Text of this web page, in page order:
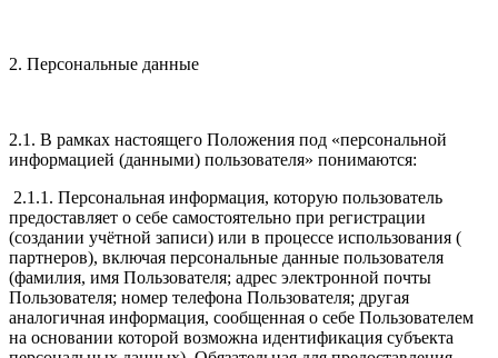
2. Персональные данные
2.1. В рамках настоящего Положения под «персональной
информацией (данными) пользователя» понимаются:
2.1.1. Персональная информация, которую пользователь
предоставляет о себе самостоятельно при регистрации
(создании учётной записи) или в процессе использования (
партнеров), включая персональные данные пользователя
(фамилия, имя Пользователя; адрес электронной почты
Пользователя; номер телефона Пользователя; другая
аналогичная информация, сообщенная о себе Пользователем
на основании которой возможна идентификация субъекта